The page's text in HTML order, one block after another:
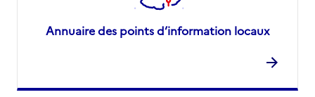
Annuaire des points d’information locaux